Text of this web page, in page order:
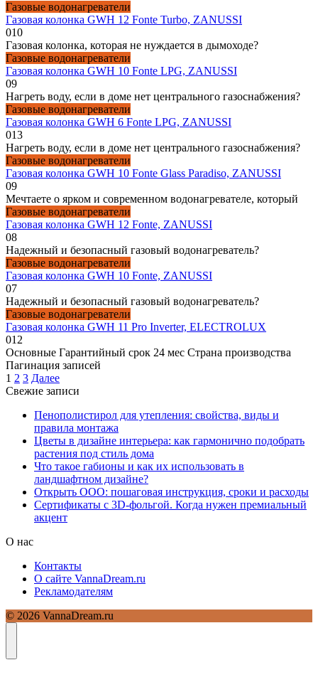
Газовые водонагреватели
Газовая колонка GWH 12 Fonte Turbo, ZANUSSI
010
Газовая колонка, которая не нуждается в дымоходе?
Газовые водонагреватели
Газовая колонка GWH 10 Fonte LPG, ZANUSSI
09
Нагреть воду, если в доме нет центрального газоснабжения?
Газовые водонагреватели
Газовая колонка GWH 6 Fonte LPG, ZANUSSI
013
Нагреть воду, если в доме нет центрального газоснабжения?
Газовые водонагреватели
Газовая колонка GWH 10 Fonte Glass Paradiso, ZANUSSI
09
Мечтаете о ярком и современном водонагревателе, который
Газовые водонагреватели
Газовая колонка GWH 12 Fonte, ZANUSSI
08
Надежный и безопасный газовый водонагреватель?
Газовые водонагреватели
Газовая колонка GWH 10 Fonte, ZANUSSI
07
Надежный и безопасный газовый водонагреватель?
Газовые водонагреватели
Газовая колонка GWH 11 Pro Inverter, ELECTROLUX
012
Основные Гарантийный срок 24 мес Страна производства
Пагинация записей
1 2 3 Далее
Свежие записи
Пенополистирол для утепления: свойства, виды и
правила монтажа
Цветы в дизайне интерьера: как гармонично подобрать
растения под стиль дома
Что такое габионы и как их использовать в
ландшафтном дизайне?
Открыть ООО: пошаговая инструкция, сроки и расходы
Сертификаты с 3D-фольгой. Когда нужен премиальный
акцент
О нас
Контакты
О сайте VannaDream.ru
Рекламодателям
© 2026 VannaDream.ru